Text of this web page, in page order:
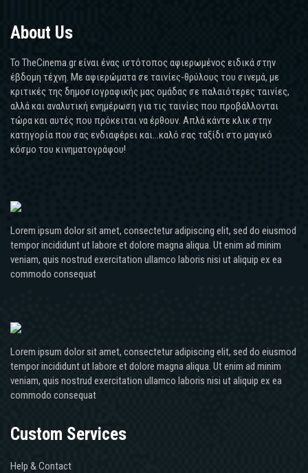
About Us
Το TheCinema.gr είναι ένας ιστότοπος αφιερωμένος ειδικά στην
έβδομη τέχνη. Με αφιερώματα σε ταινίες-θρύλους του σινεμά, με
κριτικές της δημοσιογραφικής μας ομάδας σε παλαιότερες ταινίες,
αλλά και αναλυτική ενημέρωση για τις ταινίες που προβάλλονται
τώρα και αυτές που πρόκειται να έρθουν. Απλά κάντε κλικ στην
κατηγορία που σας ενδιαφέρει και...καλό σας ταξίδι στο μαγικό
κόσμο του κινηματογράφου!
Lorem ipsum dolor sit amet, consectetur adipiscing elit, sed do eiusmod
tempor incididunt ut labore et dolore magna aliqua. Ut enim ad minim
veniam, quis nostrud exercitation ullamco laboris nisi ut aliquip ex ea
commodo consequat
Lorem ipsum dolor sit amet, consectetur adipiscing elit, sed do eiusmod
tempor incididunt ut labore et dolore magna aliqua. Ut enim ad minim
veniam, quis nostrud exercitation ullamco laboris nisi ut aliquip ex ea
commodo consequat
Custom Services
Help & Contact